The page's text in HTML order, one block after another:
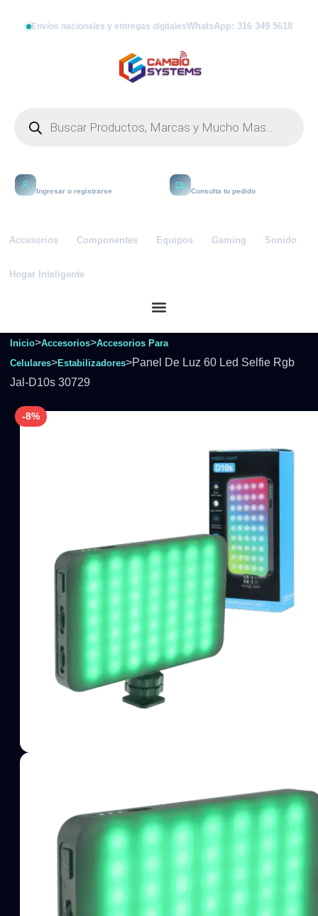
Envíos nacionales y entregas digitalesWhatsApp: 316 349 5618
Ingresar o registrarse Consulta tu pedido
Accesorios Componentes Equipos Gaming Sonido
Hogar Inteligente
Inicio>Accesorios>Accesorios Para
Celulares>Estabilizadores>Panel De Luz 60 Led Selfie Rgb
Jal-D10s 30729
-8%